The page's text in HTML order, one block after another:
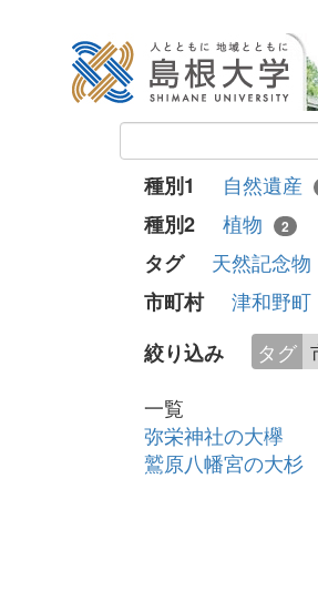
種別1 自然遺産
種別2 植物 2
タグ 天然記念物
市町村 津和野町
絞り込み タグ
一覧
弥栄神社の大欅
鷲原八幡宮の大杉